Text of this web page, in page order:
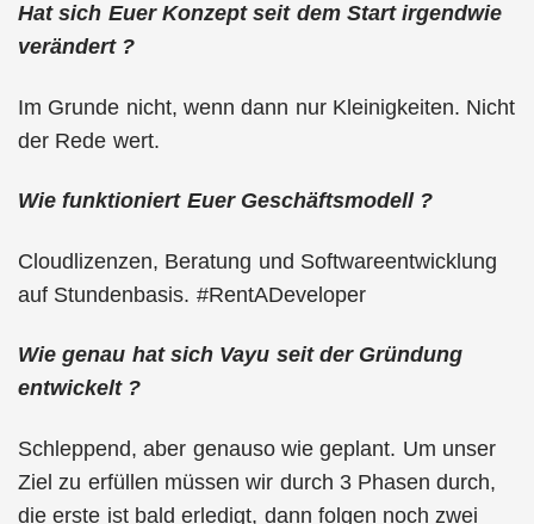
Hat sich Euer Konzept seit dem Start irgendwie
verändert ?
Im Grunde nicht, wenn dann nur Kleinigkeiten. Nicht
der Rede wert.
Wie funktioniert Euer Geschäftsmodell ?
Cloudlizenzen, Beratung und Softwareentwicklung
auf Stundenbasis. #RentADeveloper
Wie genau hat sich Vayu seit der Gründung
entwickelt ?
Schleppend, aber genauso wie geplant. Um unser
Ziel zu erfüllen müssen wir durch 3 Phasen durch,
die erste ist bald erledigt, dann folgen noch zwei